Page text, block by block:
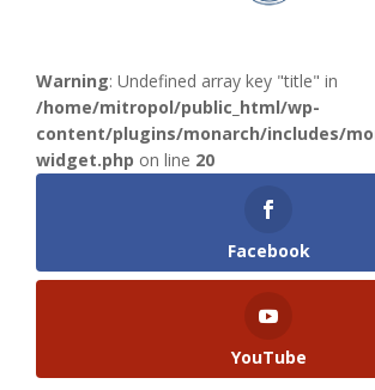
Warning: Undefined array key "title" in
/home/mitropol/public_html/wp-
content/plugins/monarch/includes/
widget.php on line 20
Facebook
YouTube